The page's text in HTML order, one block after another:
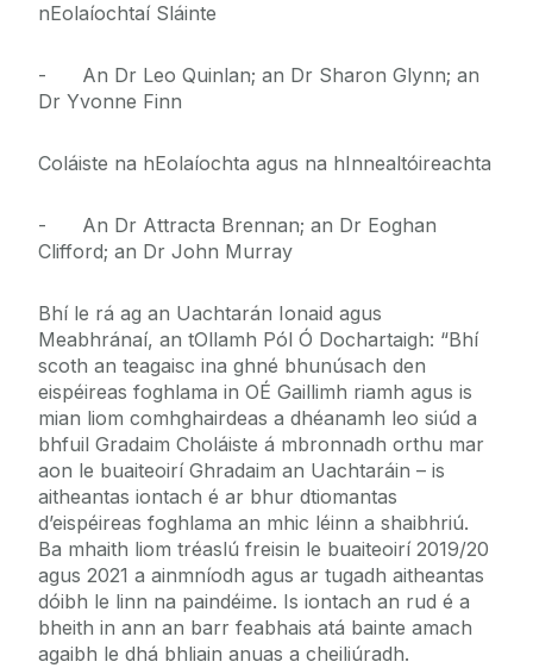
nEolaíochtaí Sláinte
- An Dr Leo Quinlan; an Dr Sharon Glynn; an
Dr Yvonne Finn
Coláiste na hEolaíochta agus na hInnealtóireachta
- An Dr Attracta Brennan; an Dr Eoghan
Clifford; an Dr John Murray
Bhí le rá ag an Uachtarán Ionaid agus
Meabhránaí, an tOllamh Pól Ó Dochartaigh: “Bhí
scoth an teagaisc ina ghné bhunúsach den
eispéireas foghlama in OÉ Gaillimh riamh agus is
mian liom comhghairdeas a dhéanamh leo siúd a
bhfuil Gradaim Choláiste á mbronnadh orthu mar
aon le buaiteoirí Ghradaim an Uachtaráin – is
aitheantas iontach é ar bhur dtiomantas
d’eispéireas foghlama an mhic léinn a shaibhriú.
Ba mhaith liom tréaslú freisin le buaiteoirí 2019/20
agus 2021 a ainmníodh agus ar tugadh aitheantas
dóibh le linn na paindéime. Is iontach an rud é a
bheith in ann an barr feabhais atá bainte amach
agaibh le dhá bhliain anuas a cheiliúradh.